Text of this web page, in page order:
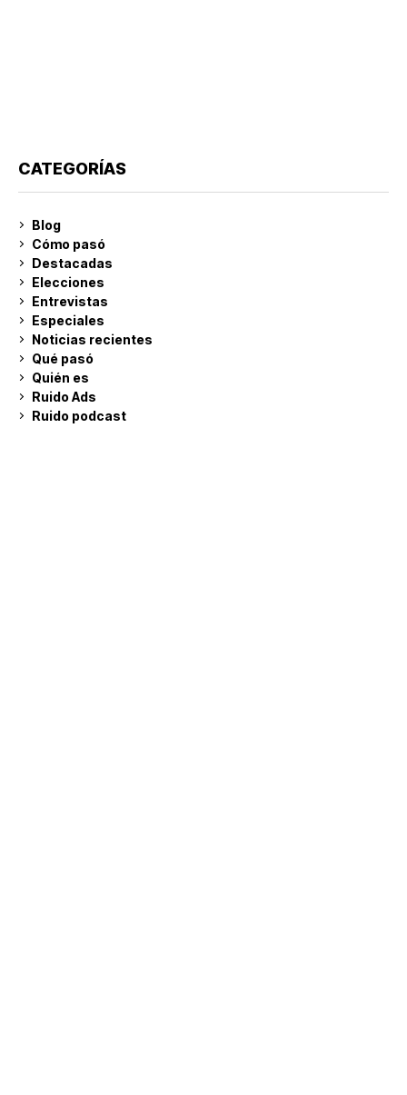
CATEGORÍAS
Blog
Cómo pasó
Destacadas
Elecciones
Entrevistas
Especiales
Noticias recientes
Qué pasó
Quién es
Ruido Ads
Ruido podcast